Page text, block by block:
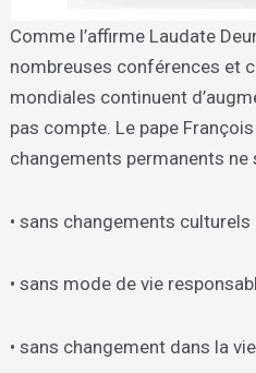
Comme l’affirme Laudate
nombreuses conférences et
mondiales continuent
pas compte. Le pape
changements permanents ne
• sans changements culturels
• sans mode de vie
• sans changement dans la